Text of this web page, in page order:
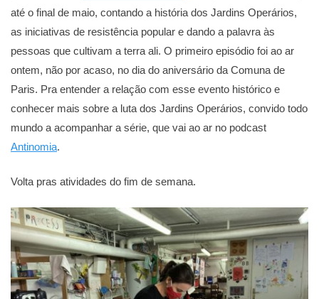
até o final de maio, contando a história dos Jardins Operários,
as iniciativas de resistência popular e dando a palavra às
pessoas que cultivam a terra ali. O primeiro episódio foi ao ar
ontem, não por acaso, no dia do aniversário da Comuna de
Paris. Pra entender a relação com esse evento histórico e
conhecer mais sobre a luta dos Jardins Operários, convido todo
mundo a acompanhar a série, que vai ao ar no podcast
Antinomia.
Volta pras atividades do fim de semana.